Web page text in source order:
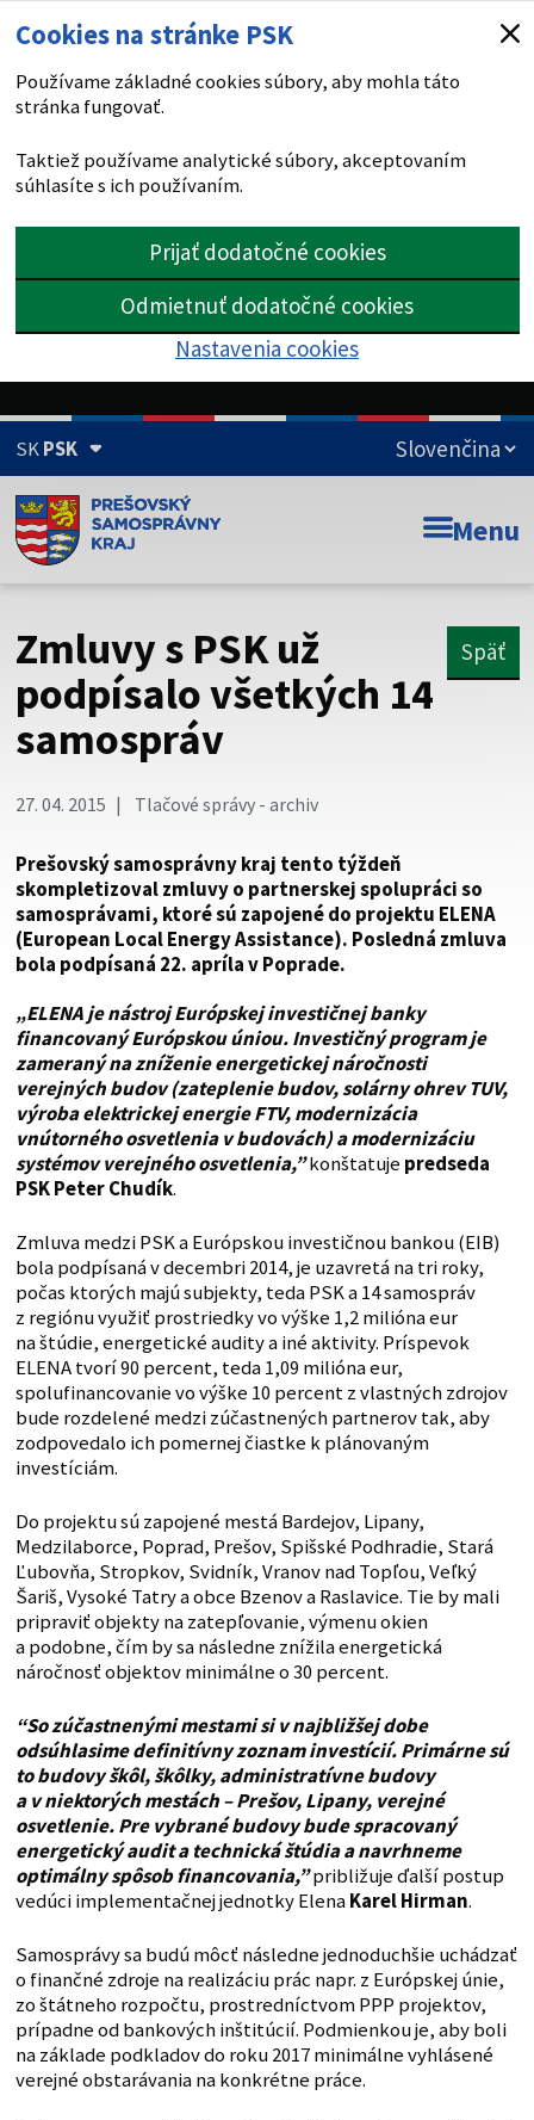
Cookies na stránke PSK
Používame základné cookies súbory, aby mohla táto
stránka fungovať.
Taktiež používame analytické súbory, akceptovaním
súhlasíte s ich používaním.
Prijať dodatočné cookies
Odmietnuť dodatočné cookies
Nastavenia cookies
SKPSK
Doména psk.sk je oficiálna
Toto je oficiálna webová stránka Prešovského
Táto stránka je zabezpečená
Buďte pozorní a vždy sa uistite, že zdieľate informácie iba
cez zabezpečenú webovú stránku. Zabezpečená stránka
Menu
Zmluvy s PSK už
podpísalo všetkých 14
samospráv
Späť
27. 04. 2015 Tlačové správy - archiv
Prešovský samosprávny kraj tento týždeň
skompletizoval zmluvy o partnerskej spolupráci so
samosprávami, ktoré sú zapojené do projektu ELENA
(European Local Energy Assistance). Posledná zmluva
bola podpísaná 22. apríla v Poprade.
„ELENA je nástroj Európskej investičnej banky
financovaný Európskou úniou. Investičný program je
zameraný na zníženie energetickej náročnosti
verejných budov (zateplenie budov, solárny ohrev TUV,
výroba elektrickej energie FTV, modernizácia
vnútorného osvetlenia v budovách) a modernizáciu
systémov verejného osvetlenia,”konštatuje predseda
PSK Peter Chudík.
Zmluva medzi PSK a Európskou investičnou bankou (EIB)
bola podpísaná v decembri 2014, je uzavretá na tri roky,
počas ktorých majú subjekty, teda PSK a 14 samospráv
z regiónu využiť prostriedky vo výške 1,2 milióna eur
na štúdie, energetické audity a iné aktivity. Príspevok
ELENA tvorí 90 percent, teda 1,09 milióna eur,
spolufinancovanie vo výške 10 percent z vlastných zdrojov
bude rozdelené medzi zúčastnených partnerov tak, aby
zodpovedalo ich pomernej čiastke k plánovaným
investíciám.
Do projektu sú zapojené mestá Bardejov, Lipany,
Medzilaborce, Poprad, Prešov, Spišské Podhradie, Stará
Ľubovňa, Stropkov, Svidník, Vranov nad Topľou, Veľký
Šariš, Vysoké Tatry a obce Bzenov a Raslavice. Tie by mali
pripraviť objekty na zatepľovanie, výmenu okien
a podobne, čím by sa následne znížila energetická
náročnosť objektov minimálne o 30 percent.
“So zúčastnenými mestami si v najbližšej dobe
odsúhlasime definitívny zoznam investícií. Primárne sú
to budovy škôl, škôlky, administratívne budovy
a v niektorých mestách – Prešov, Lipany, verejné
osvetlenie. Pre vybrané budovy bude spracovaný
energetický audit a technická štúdia a navrhneme
optimálny spôsob financovania,”približuje ďalší postup
vedúci implementačnej jednotky ElenaKarel Hirman.
Samosprávy sa budú môcť následne jednoduchšie uchádzať
o finančné zdroje na realizáciu prác napr. z Európskej únie,
zo štátneho rozpočtu, prostredníctvom PPP projektov,
prípadne od bankových inštitúcií. Podmienkou je, aby boli
na základe podkladov do roku 2017 minimálne vyhlásené
verejné obstarávania na konkrétne práce.